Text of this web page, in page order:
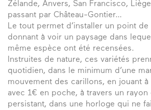
Zélande, Anvers, San Francisco,
passant par Château-Gontier…
Le tout permet d’installer un point de
donnant à voir un paysage dans
même espèce ont été recensées.
Instruites de nature, ces variétés
quotidien, dans le minimum d’une
mouvement des carillons, en jouant à
avec 1€ en poche, à travers un rayon
persistant, dans une horloge qui ne